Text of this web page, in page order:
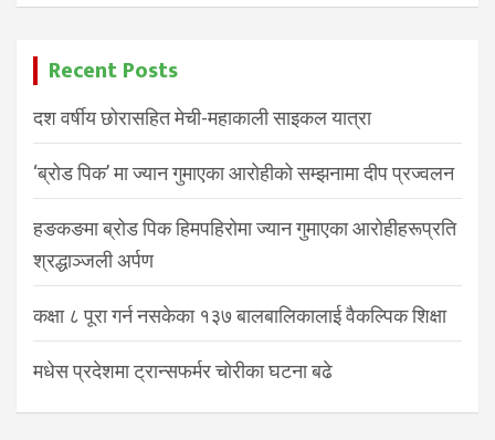
Recent Posts
दश वर्षीय छोरासहित मेची-महाकाली साइकल यात्रा
‘ब्रोड पिक’ मा ज्यान गुमाएका आरोहीको सम्झनामा दीप प्रज्वलन
हङकङमा ब्रोड पिक हिमपहिरोमा ज्यान गुमाएका आरोहीहरूप्रति
श्रद्धाञ्जली अर्पण
कक्षा ८ पूरा गर्न नसकेका १३७ बालबालिकालाई वैकल्पिक शिक्षा
मधेस प्रदेशमा ट्रान्सफर्मर चोरीका घटना बढे